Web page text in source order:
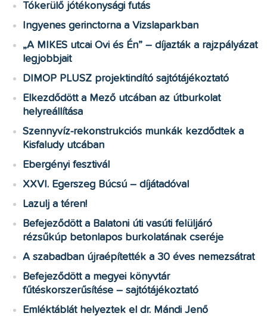
Tókerülő jótékonysági futás
Ingyenes gerinctorna a Vizslaparkban
„A MIKES utcai Ovi és Én” – díjazták a rajzpályázat
legjobbjait
DIMOP PLUSZ projektindító sajtótájékoztató
Elkezdődött a Mező utcában az útburkolat
helyreállítása
Szennyvíz-rekonstrukciós munkák kezdődtek a
Kisfaludy utcában
Ebergényi fesztivál
XXVI. Egerszeg Búcsú – díjátadóval
Lazulj a téren!
Befejeződött a Balatoni úti vasúti felüljáró
rézsűkúp betonlapos burkolatának cseréje
A szabadban újraépítették a 30 éves nemezsátrat
Befejeződött a megyei könyvtár
fűtéskorszerűsítése – sajtótájékoztató
Emléktáblát helyeztek el dr. Mándi Jenő